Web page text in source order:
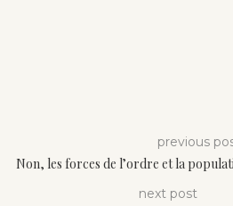
previous
Non, les forces de l’ordre et la
next post